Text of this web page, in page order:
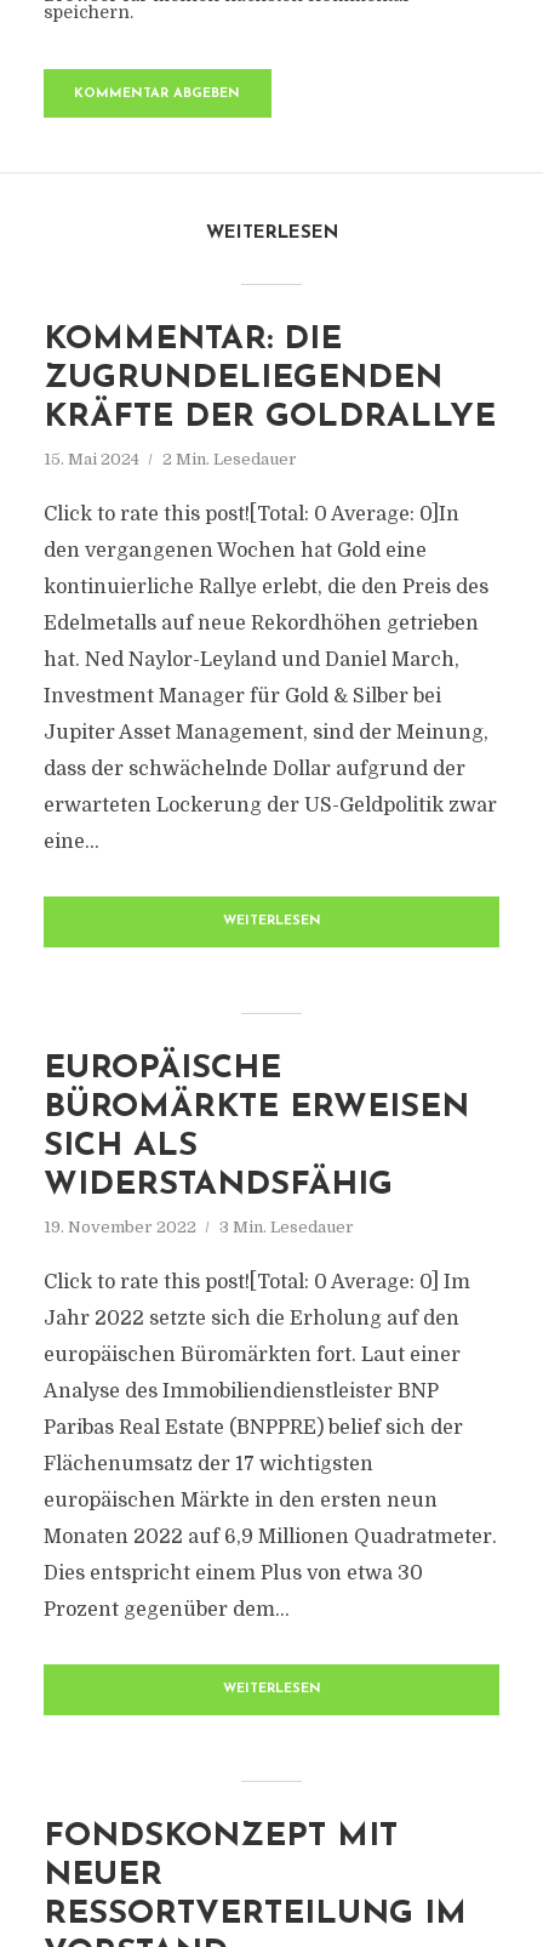
speichern.
WEITERLESEN
KOMMENTAR: DIE
ZUGRUNDELIEGENDEN
KRÄFTE DER GOLDRALLYE
15. Mai 2024 2 Min. Lesedauer
Click to rate this post![Total: 0 Average: 0]In
den vergangenen Wochen hat Gold eine
kontinuierliche Rallye erlebt, die den Preis des
Edelmetalls auf neue Rekordhöhen getrieben
hat. Ned Naylor-Leyland und Daniel March,
Investment Manager für Gold & Silber bei
Jupiter Asset Management, sind der Meinung,
dass der schwächelnde Dollar aufgrund der
erwarteten Lockerung der US-Geldpolitik zwar
eine...
WEITERLESEN
EUROPÄISCHE
BÜROMÄRKTE ERWEISEN
SICH ALS
WIDERSTANDSFÄHIG
19. November 2022 3 Min. Lesedauer
Click to rate this post![Total: 0 Average: 0] Im
Jahr 2022 setzte sich die Erholung auf den
europäischen Büromärkten fort. Laut einer
Analyse des Immobiliendienstleister BNP
Paribas Real Estate (BNPPRE) belief sich der
Flächenumsatz der 17 wichtigsten
europäischen Märkte in den ersten neun
Monaten 2022 auf 6,9 Millionen Quadratmeter.
Dies entspricht einem Plus von etwa 30
Prozent gegenüber dem...
WEITERLESEN
FONDSKONZEPT MIT
NEUER
RESSORTVERTEILUNG IM